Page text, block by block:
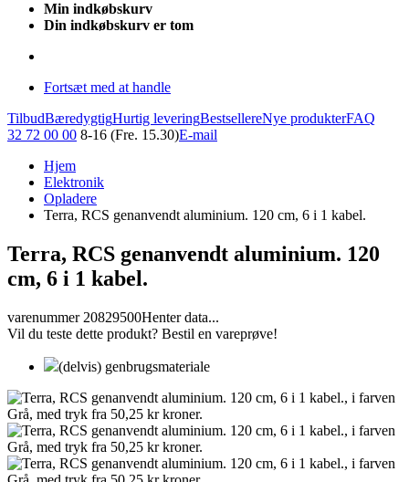
Min indkøbskurv
Din indkøbskurv er tom
Fortsæt med at handle
TilbudBæredygtigHurtig leveringBestsellereNye produkterFAQ
32 72 00 00 8-16 (Fre. 15.30)E-mail
Hjem
Elektronik
Opladere
Terra, RCS genanvendt aluminium. 120 cm, 6 i 1 kabel.
Terra, RCS genanvendt aluminium. 120
cm, 6 i 1 kabel.
varenummer 20829500Henter data...
Vil du teste dette produkt? Bestil en vareprøve!
(delvis) genbrugsmateriale